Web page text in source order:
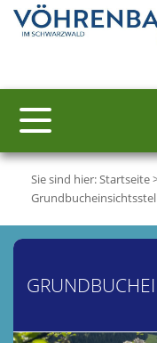
Sie sind hier:Startseite